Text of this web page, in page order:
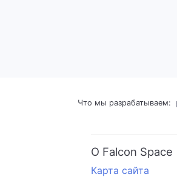
Что мы разрабатываем:
О Falcon Space
Карта сайта